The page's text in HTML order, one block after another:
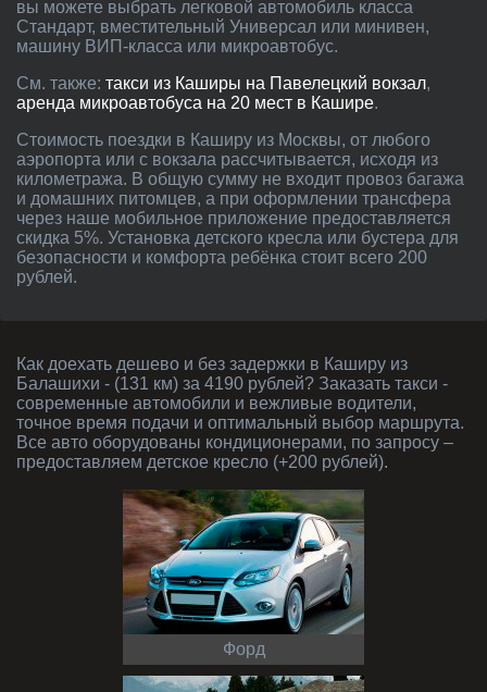
вы можете выбрать легковой автомобиль класса
Стандарт, вместительный Универсал или минивен,
машину ВИП-класса или микроавтобус.
См. также: такси из Каширы на Павелецкий вокзал,
аренда микроавтобуса на 20 мест в Кашире.
Стоимость поездки в Каширу из Москвы, от любого
аэропорта или с вокзала рассчитывается, исходя из
километража. В общую сумму не входит провоз багажа
и домашних питомцев, а при оформлении трансфера
через наше мобильное приложение предоставляется
скидка 5%. Установка детского кресла или бустера для
безопасности и комфорта ребёнка стоит всего 200
рублей.
Как доехать дешево и без задержки в Каширу из
Балашихи - (131 км) за 4190 рублей? Заказать такси -
современные автомобили и вежливые водители,
точное время подачи и оптимальный выбор маршрута.
Все авто оборудованы кондиционерами, по запросу –
предоставляем детское кресло (+200 рублей).
Форд